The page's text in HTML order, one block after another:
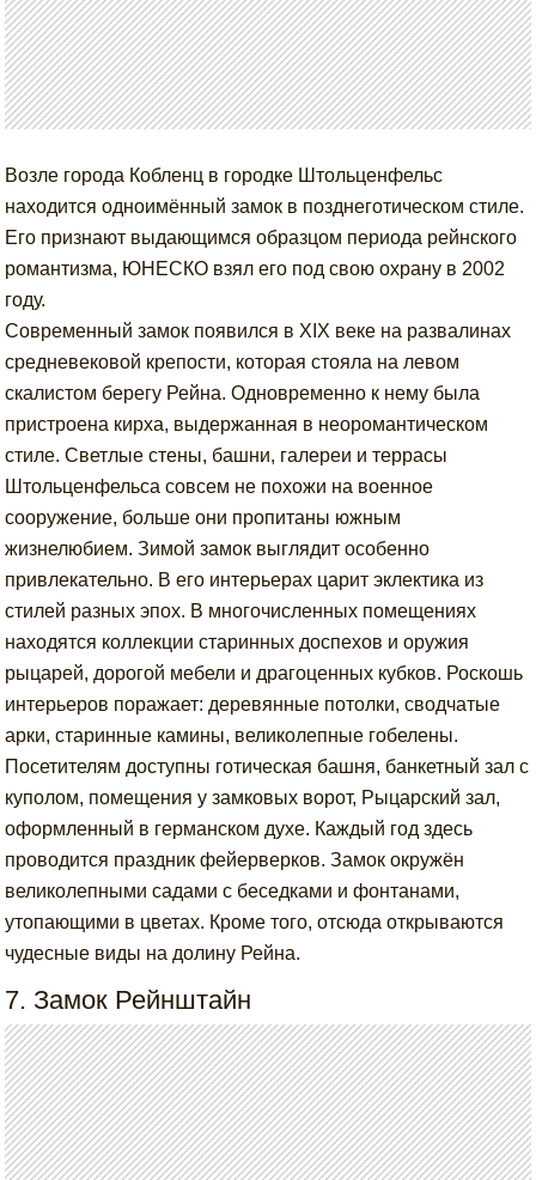
Возле города Кобленц в городке Штольценфельс
находится одноимённый замок в позднеготическом стиле.
Его признают выдающимся образцом периода рейнского
романтизма, ЮНЕСКО взял его под свою охрану в 2002
году.
Современный замок появился в XIX веке на развалинах
средневековой крепости, которая стояла на левом
скалистом берегу Рейна. Одновременно к нему была
пристроена кирха, выдержанная в неоромантическом
стиле. Светлые стены, башни, галереи и террасы
Штольценфельса совсем не похожи на военное
сооружение, больше они пропитаны южным
жизнелюбием. Зимой замок выглядит особенно
привлекательно. В его интерьерах царит эклектика из
стилей разных эпох. В многочисленных помещениях
находятся коллекции старинных доспехов и оружия
рыцарей, дорогой мебели и драгоценных кубков. Роскошь
интерьеров поражает: деревянные потолки, сводчатые
арки, старинные камины, великолепные гобелены.
Посетителям доступны готическая башня, банкетный зал с
куполом, помещения у замковых ворот, Рыцарский зал,
оформленный в германском духе. Каждый год здесь
проводится праздник фейерверков. Замок окружён
великолепными садами с беседками и фонтанами,
утопающими в цветах. Кроме того, отсюда открываются
чудесные виды на долину Рейна.
7. Замок Рейнштайн